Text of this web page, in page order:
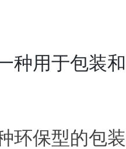
种用于包装
环保型的包